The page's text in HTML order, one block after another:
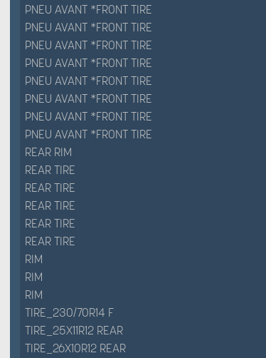
PNEU AVANT *FRONT TIRE
PNEU AVANT *FRONT TIRE
PNEU AVANT *FRONT TIRE
PNEU AVANT *FRONT TIRE
PNEU AVANT *FRONT TIRE
PNEU AVANT *FRONT TIRE
PNEU AVANT *FRONT TIRE
PNEU AVANT *FRONT TIRE
REAR RIM
REAR TIRE
REAR TIRE
REAR TIRE
REAR TIRE
REAR TIRE
RIM
RIM
RIM
TIRE_230/70R14 F
TIRE_25X11R12 REAR
TIRE_26X10R12 REAR